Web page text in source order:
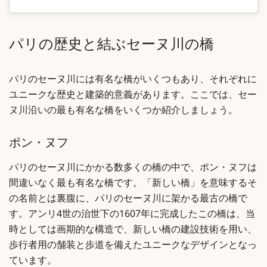
パリの歴史と結ぶセーヌ川の橋
パリのセーヌ川には有名な橋がいくつもあり、それぞれに
ユニークな歴史と建築的意義があります。ここでは、セー
ヌ川沿いの最も有名な橋をいくつか紹介しましょう。
ポン・ヌフ
パリのセーヌ川にかかる数多くの橋の中で、ポン・ヌフは
間違いなく最も有名な橋です。「新しい橋」を意味するそ
の名前とは裏腹に、パリのセーヌ川に架かる最古の橋で
す。アンリ4世の治世下の1607年に完成したこの橋は、当
時としては画期的な構造で、新しい橋の建設技術を用い、
歩行者用の舗装と歩道を備えたユニークなデザインとなっ
ています。